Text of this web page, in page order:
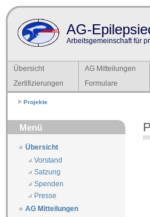
AG-
Arbeitsgemeinschaft für
Übersicht AG Mitteilungen
Zertifizierungen
Formulare
Projekte
Menü
Übersicht
Vorstand
Satzung
Spenden
Presse
AG Mitteilungen